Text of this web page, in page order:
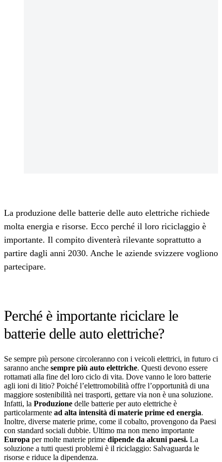
La produzione delle batterie delle auto elettriche richiede
molta energia e risorse. Ecco perché il loro riciclaggio è
importante. Il compito diventerà rilevante soprattutto a
partire dagli anni 2030. Anche le aziende svizzere vogliono
partecipare.
Perché è importante riciclare le
batterie delle auto elettriche?
Se sempre più persone circoleranno con i veicoli elettrici, in futuro ci
saranno anche sempre più auto elettriche. Questi devono essere
rottamati alla fine del loro ciclo di vita. Dove vanno le loro batterie
agli ioni di litio? Poiché l’elettromobilità offre l’opportunità di una
maggiore sostenibilità nei trasporti, gettare via non è una soluzione.
Infatti, la Produzione delle batterie per auto elettriche è
particolarmente ad alta intensità di materie prime ed energia.
Inoltre, diverse materie prime, come il cobalto, provengono da Paesi
con standard sociali dubbie. Ultimo ma non meno importante
Europa per molte materie prime dipende da alcuni paesi. La
soluzione a tutti questi problemi è il riciclaggio: Salvaguarda le
risorse e riduce la dipendenza.